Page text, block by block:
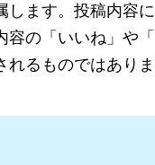
します。投稿内容
容の「いいね」や
るものではありま